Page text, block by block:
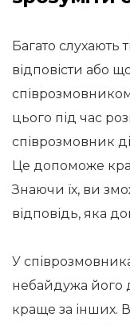
Багато слухають
відповісти або
цього під час
співрозмовник
Це допоможе
Знаючи їх, ви
відповідь, яка
У
небайдужа його
краще за інших.